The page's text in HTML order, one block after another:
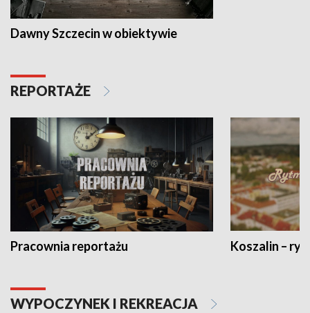
Dawny Szczecin w obiektywie
REPORTAŻE
Pracownia reportażu Koszalin –
WYPOCZYNEK I REKREACJA